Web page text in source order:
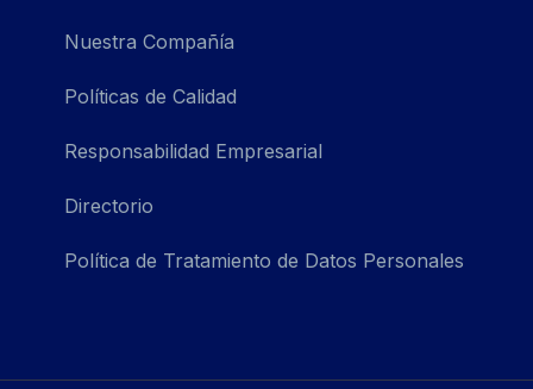
Nuestra Compañía
Políticas de Calidad
Responsabilidad Empresarial
Directorio
Política de Tratamiento de Datos Personales